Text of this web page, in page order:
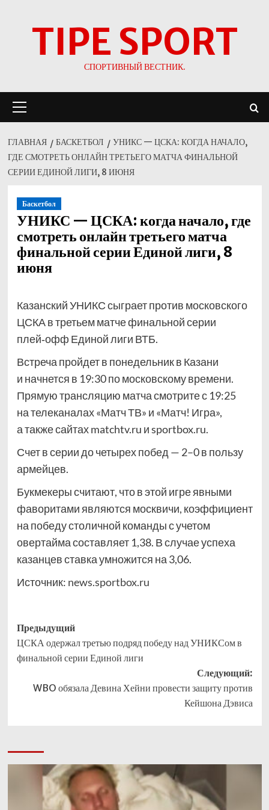
TIPE SPORT
СПОРТИВНЫЙ ВЕСТНИК.
меню
ГЛАВНАЯ БАСКЕТБОЛ
УНИКС — ЦСКА: КОГДА НАЧАЛО,
ГДЕ СМОТРЕТЬ ОНЛАЙН ТРЕТЬЕГО МАТЧА ФИНАЛЬНОЙ
СЕРИИ ЕДИНОЙ ЛИГИ, 8 ИЮНЯ
Баскетбол
УНИКС — ЦСКА: когда начало, где
смотреть онлайн третьего матча
финальной серии Единой лиги, 8
июня
Казанский УНИКС сыграет против московского
ЦСКА в третьем матче финальной серии
плей‑офф Единой лиги ВТБ.
Встреча пройдет в понедельник в Казани
и начнется в 19:30 по московскому времени.
Прямую трансляцию матча смотрите с 19:25
на телеканалах «Матч ТВ» и «Матч! Игра»,
а также сайтах matchtv.ru и sportbox.ru.
Счет в серии до четырех побед — 2–0 в пользу
армейцев.
Букмекеры считают, что в этой игре явными
фаворитами являются москвичи, коэффициент
на победу столичной команды с учетом
овертайма составляет 1,38. В случае успеха
казанцев ставка умножится на 3,06.
Источник: news.sportbox.ru
Навигация
записи
Предыдущий
ЦСКА одержал третью подряд победу над УНИКСом в
финальной серии Единой лиги
Следующий:
WBO обязала Девина Хейни провести защиту против
Кейшона Дэвиса